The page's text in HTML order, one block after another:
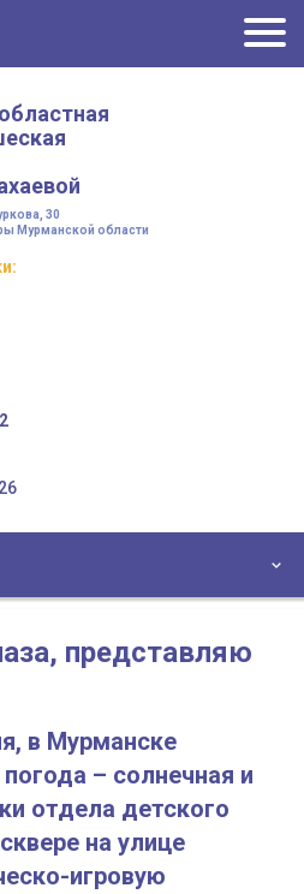
30
Мурманской области
:
представляю
в Мурманске
– солнечная и
отдела детского
на улице
игровую